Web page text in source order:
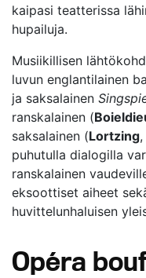
kaipasi teatterissa
hupailuja.
Musiikillisen
luvun englantilainen
ja saksalainen
ranskalainen (
saksalainen (Lortzing,
puhutulla dialogilla
ranskalainen
eksoottiset aiheet
huvittelunhaluisen
Opéra